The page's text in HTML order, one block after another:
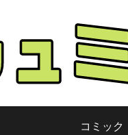
コミック